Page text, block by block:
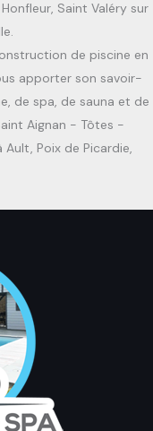
Saint Valéry sur
de piscine en
apporter son savoir-
de spa, de sauna et de
Aignan - Tôtes -
Poix de Picardie,